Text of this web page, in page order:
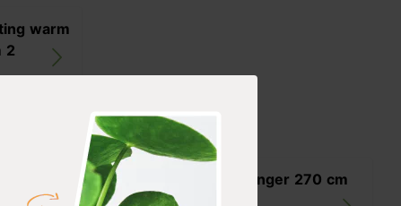
warm
2
Kerstslinger 270 cm